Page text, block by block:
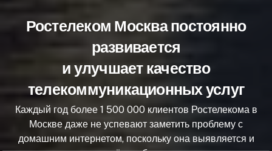
Ростелеком Москва постоянно
развивается
и улучшает качество
телекоммуникационных услуг
Каждый год более 1 500 000 клиентов Ростелекома в
Москве даже не успевают заметить проблему с
домашним интернетом, поскольку она выявляется и